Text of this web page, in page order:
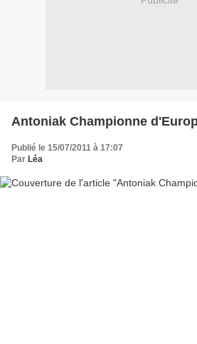
Antoniak Championne
Publié le 15/07/2011 à 17:07
Par Léa